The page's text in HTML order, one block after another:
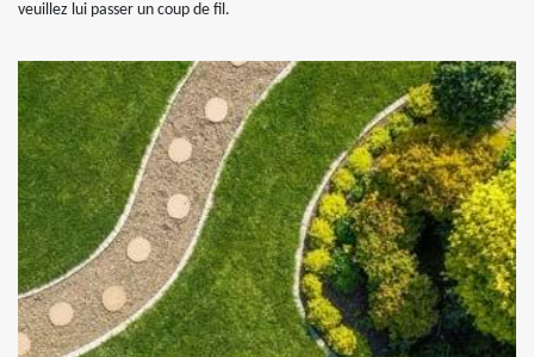
veuillez lui passer un coup de fil.